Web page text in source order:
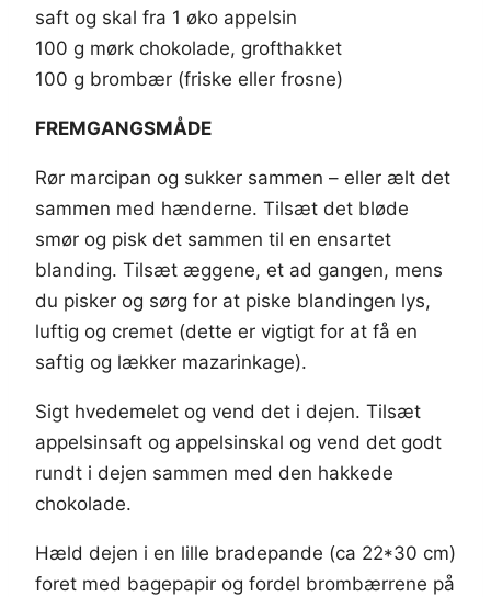
saft og skal fra 1 øko appelsin
100 g mørk chokolade, grofthakket
100 g brombær (friske eller frosne)
FREMGANGSMÅDE
Rør marcipan og sukker sammen – eller ælt det
sammen med hænderne. Tilsæt det bløde
smør og pisk det sammen til en ensartet
blanding. Tilsæt æggene, et ad gangen, mens
du pisker og sørg for at piske blandingen lys,
luftig og cremet (dette er vigtigt for at få en
saftig og lækker mazarinkage).
Sigt hvedemelet og vend det i dejen. Tilsæt
appelsinsaft og appelsinskal og vend det godt
rundt i dejen sammen med den hakkede
chokolade.
Hæld dejen i en lille bradepande (ca 22*30 cm)
foret med bagepapir og fordel brombærrene på